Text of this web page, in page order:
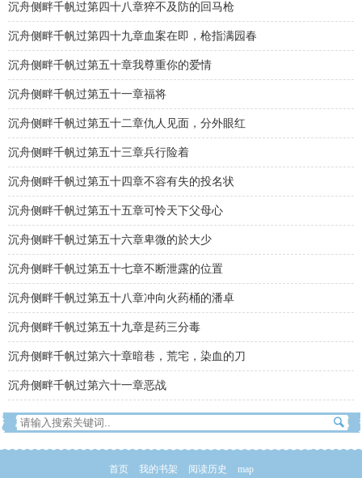
沉舟侧畔千帆过第四十八章猝不及防的回马枪
沉舟侧畔千帆过第四十九章血案在即，枪指满园春
沉舟侧畔千帆过第五十章我尊重你的爱情
沉舟侧畔千帆过第五十一章福将
沉舟侧畔千帆过第五十二章仇人见面，分外眼红
沉舟侧畔千帆过第五十三章兵行险着
沉舟侧畔千帆过第五十四章不容有失的投名状
沉舟侧畔千帆过第五十五章可怜天下父母心
沉舟侧畔千帆过第五十六章卑微的於大少
沉舟侧畔千帆过第五十七章不断泄露的位置
沉舟侧畔千帆过第五十八章冲向火药桶的潘卓
沉舟侧畔千帆过第五十九章是药三分毒
沉舟侧畔千帆过第六十章暗巷，荒宅，染血的刀
沉舟侧畔千帆过第六十一章恶战
首页 我的书架 阅读历史 map